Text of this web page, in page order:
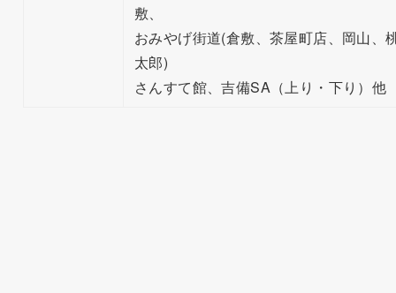
敷、
おみやげ街道(倉敷、茶屋町店、岡山、
太郎)
さんすて館、吉備SA（上り・下り）他